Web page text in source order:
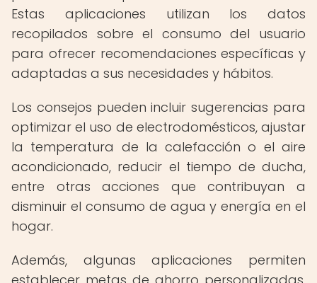
Estas aplicaciones utilizan los datos
recopilados sobre el consumo del usuario
para ofrecer recomendaciones específicas y
adaptadas a sus necesidades y hábitos.
Los consejos pueden incluir sugerencias para
optimizar el uso de electrodomésticos, ajustar
la temperatura de la calefacción o el aire
acondicionado, reducir el tiempo de ducha,
entre otras acciones que contribuyan a
disminuir el consumo de agua y energía en el
hogar.
Además, algunas aplicaciones permiten